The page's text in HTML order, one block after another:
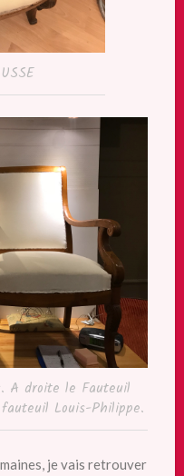
A droite le Fauteuil
Louis-Philippe.
je vais retrouver